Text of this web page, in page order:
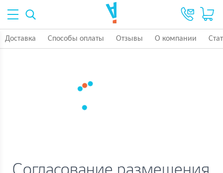
Доставка Способы оплаты Отзывы О компании